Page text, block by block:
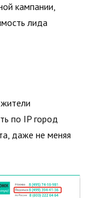
кампании,
лида
по IP город
даже не меняя